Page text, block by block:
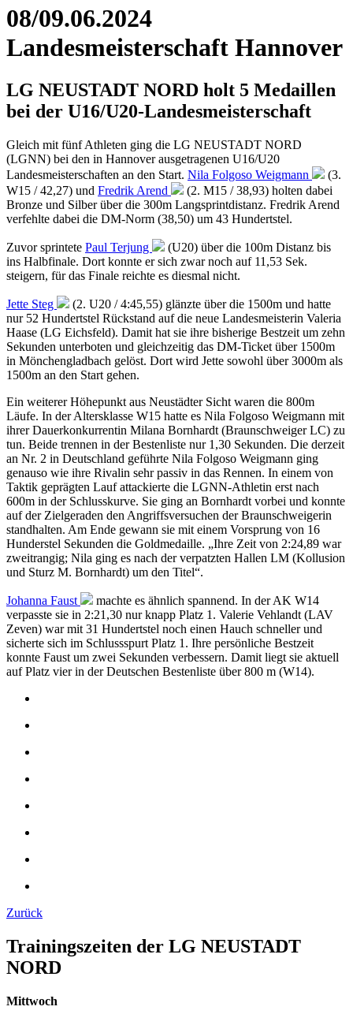
08/09.06.2024
Landesmeisterschaft Hannover
LG NEUSTADT NORD holt 5 Medaillen
bei der U16/U20-Landesmeisterschaft
Gleich mit fünf Athleten ging die LG NEUSTADT NORD
(LGNN) bei den in Hannover ausgetragenen U16/U20
Landesmeisterschaften an den Start. Nila Folgoso Weigmann
(3.
W15 / 42,27) und Fredrik Arend
(2. M15 / 38,93) holten dabei
Bronze und Silber über die 300m Langsprintdistanz. Fredrik Arend
verfehlte dabei die DM-Norm (38,50) um 43 Hundertstel.
Zuvor sprintete Paul Terjung
(U20) über die 100m Distanz bis
ins Halbfinale. Dort konnte er sich zwar noch auf 11,53 Sek.
steigern, für das Finale reichte es diesmal nicht.
Jette Steg
(2. U20 / 4:45,55) glänzte über die 1500m und hatte
nur 52 Hundertstel Rückstand auf die neue Landesmeisterin Valeria
Haase (LG Eichsfeld). Damit hat sie ihre bisherige Bestzeit um zehn
Sekunden unterboten und gleichzeitig das DM-Ticket über 1500m
in Mönchengladbach gelöst. Dort wird Jette sowohl über 3000m als
1500m an den Start gehen.
Ein weiterer Höhepunkt aus Neustädter Sicht waren die 800m
Läufe. In der Altersklasse W15 hatte es Nila Folgoso Weigmann mit
ihrer Dauerkonkurrentin Milana Bornhardt (Braunschweiger LC) zu
tun. Beide trennen in der Bestenliste nur 1,30 Sekunden. Die derzeit
an Nr. 2 in Deutschland geführte Nila Folgoso Weigmann ging
genauso wie ihre Rivalin sehr passiv in das Rennen. In einem von
Taktik geprägten Lauf attackierte die LGNN-Athletin erst nach
600m in der Schlusskurve. Sie ging an Bornhardt vorbei und konnte
auf der Zielgeraden den Angriffsversuchen der Braunschweigerin
standhalten. Am Ende gewann sie mit einem Vorsprung von 16
Hunderstel Sekunden die Goldmedaille. „Ihre Zeit von 2:24,89 war
zweitrangig; Nila ging es nach der verpatzten Hallen LM (Kollusion
und Sturz M. Bornhardt) um den Titel“.
Johanna Faust
machte es ähnlich spannend. In der AK W14
verpasste sie in 2:21,30 nur knapp Platz 1. Valerie Vehlandt (LAV
Zeven) war mit 31 Hundertstel noch einen Hauch schneller und
sicherte sich im Schlussspurt Platz 1. Ihre persönliche Bestzeit
konnte Faust um zwei Sekunden verbessern. Damit liegt sie aktuell
auf Platz vier in der Deutschen Bestenliste über 800 m (W14).
Zurück
Trainingszeiten der LG NEUSTADT
NORD
Mittwoch